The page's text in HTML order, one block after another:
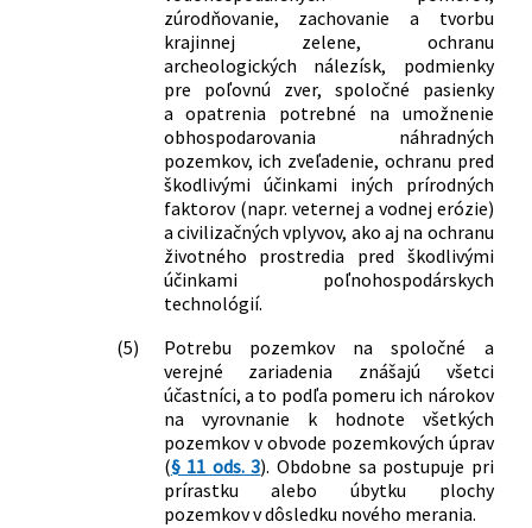
zúrodňovanie, zachovanie a tvorbu
krajinnej zelene, ochranu
archeologických nálezísk, podmienky
pre poľovnú zver, spoločné pasienky
a opatrenia potrebné na umožnenie
obhospodarovania náhradných
pozemkov, ich zveľadenie, ochranu pred
škodlivými účinkami iných prírodných
faktorov (napr. veternej a vodnej erózie)
a civilizačných vplyvov, ako aj na ochranu
životného prostredia pred škodlivými
účinkami poľnohospodárskych
technológií.
(5)
Potrebu pozemkov na spoločné a
verejné zariadenia znášajú všetci
účastníci, a to podľa pomeru ich nárokov
na vyrovnanie k hodnote všetkých
pozemkov v obvode pozemkových úprav
(§ 11 ods. 3). Obdobne sa postupuje pri
prírastku alebo úbytku plochy
pozemkov v dôsledku nového merania.